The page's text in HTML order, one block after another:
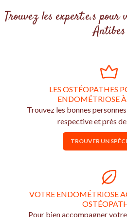
Trouvez les expert.e.s pour
Antibes
LES OSTÉOPATHES
ENDOMÉTRIOSE
Trouvez les bonnes
respective et près
TROUVER UN
VOTRE ENDOMÉTRIOSE
Pour bien accompagner